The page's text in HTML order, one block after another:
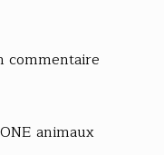
commentaire
animaux